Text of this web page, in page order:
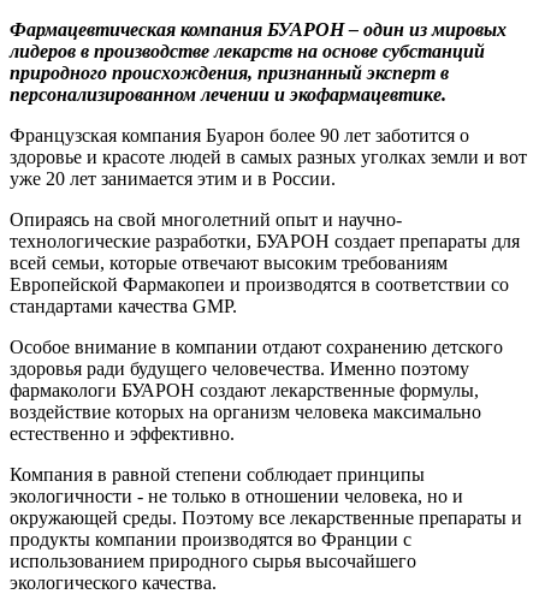
Фармацевтическая компания БУАРОН– один из мировых
лидеров в производстве лекарств на основе субстанций
природного происхождения, признанный эксперт в
персонализированном лечении и экофармацевтике.
Французская компания Буарон более 90 лет заботится о
здоровье и красоте людей в самых разных уголках земли и вот
уже 20 лет занимается этим и в России.
Опираясь на свой многолетний опыт и научно-
технологические разработки, БУАРОН создает препараты для
всей семьи, которые отвечают высоким требованиям
Европейской Фармакопеи и производятся в соответствии со
стандартами качества GMP.
Особое внимание в компании отдают сохранению детского
здоровья ради будущего человечества. Именно поэтому
фармакологи БУАРОН создают лекарственные формулы,
воздействие которых на организм человека максимально
естественно и эффективно.
Компания в равной степени соблюдает принципы
экологичности - не только в отношении человека, но и
окружающей среды. Поэтому все лекарственные препараты и
продукты компании производятся во Франции с
использованием природного сырья высочайшего
экологического качества.